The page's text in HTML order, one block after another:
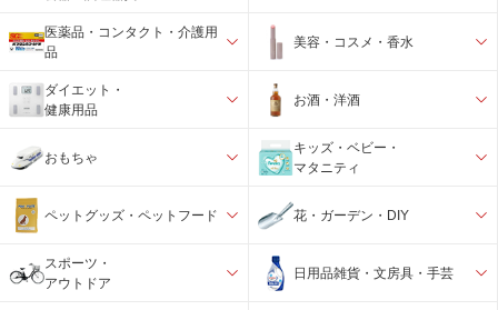
医薬品・コンタクト・介護用
品
美容・コスメ・香水
ダイエット・
健康用品
お酒・洋酒
おもちゃ
キッズ・ベビー・
マタニティ
ペットグッズ・ペットフード 花・ガーデン・DIY
スポーツ・
アウトドア
日用品雑貨・文房具・手芸